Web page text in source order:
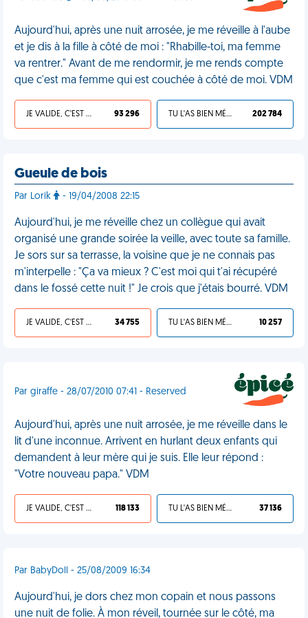
Aujourd'hui, après une nuit arrosée, je me réveille à l'aube
et je dis à la fille à côté de moi : "Rhabille-toi, ma femme
va rentrer." Avant de me rendormir, je me rends compte
que c'est ma femme qui est couchée à côté de moi. VDM
JE VALIDE, C'EST UNE VDM 93 296 TU L'AS BIEN MÉRITÉ 202 784
Gueule de bois
Par Lorik - 19/04/2008 22:15
Aujourd'hui, je me réveille chez un collègue qui avait
organisé une grande soirée la veille, avec toute sa famille.
Je sors sur sa terrasse, la voisine que je ne connais pas
m'interpelle : "Ça va mieux ? C'est moi qui t'ai récupéré
dans le fossé cette nuit !" Je crois que j'étais bourré. VDM
JE VALIDE, C'EST UNE VDM 34 755 TU L'AS BIEN MÉRITÉ 10 257
Par giraffe - 28/07/2010 07:41 - Reserved
Aujourd'hui, après une nuit arrosée, je me réveille dans le
lit d'une inconnue. Arrivent en hurlant deux enfants qui
demandent à leur mère qui je suis. Elle leur répond :
"Votre nouveau papa." VDM
JE VALIDE, C'EST UNE VDM 118 133 TU L'AS BIEN MÉRITÉ 37 136
Par BabyDoll - 25/08/2009 16:34
Aujourd'hui, je dors chez mon copain et nous passons
une nuit de folie. À mon réveil, tournée sur le côté, ma